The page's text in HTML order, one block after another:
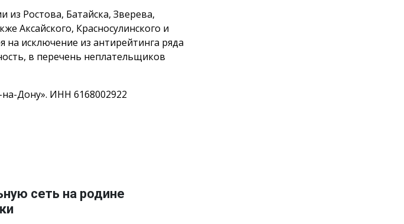
из Ростова, Батайска, Зверева,
Аксайского, Красносулинского и
на исключение из антирейтинга ряда
в перечень неплательщиков
Дону». ИНН 6168002922
сеть на родине